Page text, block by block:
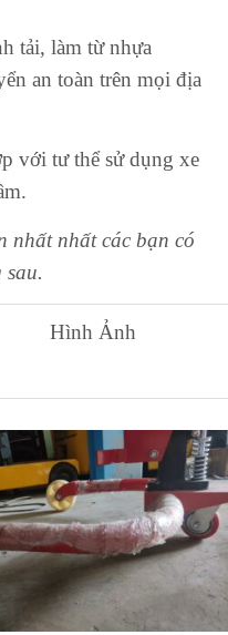
tải, làm từ nhựa
an toàn trên mọi địa
với tư thể sử dụng xe
nhất nhất các bạn có
sau.
Hình Ảnh